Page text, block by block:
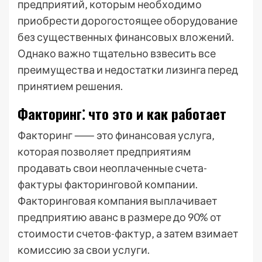
предприятий‚ которым необходимо
приобрести дорогостоящее оборудование
без существенных финансовых вложений.
Однако важно тщательно взвесить все
преимущества и недостатки лизинга перед
принятием решения.
Факторинг⁚ что это и как работает
Факторинг ⸺ это финансовая услуга‚
которая позволяет предприятиям
продавать свои неоплаченные счета-
фактуры факторинговой компании.
Факторинговая компания выплачивает
предприятию аванс в размере до 90% от
стоимости счетов-фактур‚ а затем взимает
комиссию за свои услуги.